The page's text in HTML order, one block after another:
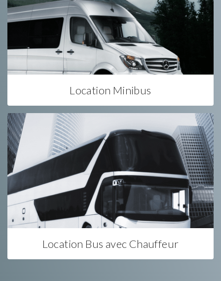
Location Minibus
Location Bus avec Chauffeur